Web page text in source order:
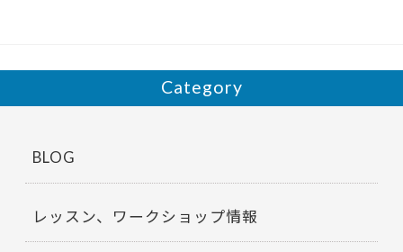
Category
BLOG
レッスン、ワークショップ情報